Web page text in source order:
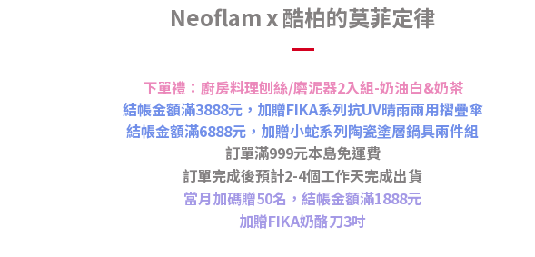
Neoflam x 酷柏的莫菲定律
下單禮：廚房料理刨絲/磨泥器2入組-奶油白&奶茶
結帳金額滿3888元，加贈FIKA系列抗UV晴雨兩用摺疊傘
結帳金額滿6888元，加贈小蛇系列陶瓷塗層鍋具兩件組
訂單滿999元本島免運費
訂單完成後預計2-4個工作天完成出貨
當月加碼贈50名，結帳金額滿1888元
加贈FIKA奶酪刀3吋